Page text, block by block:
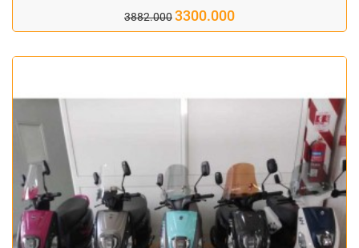
3882.0003300.000